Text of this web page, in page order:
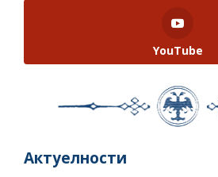
YouTube
Актуелности